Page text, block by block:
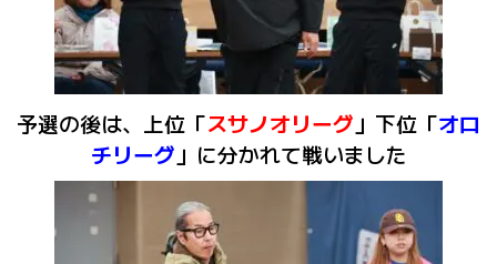
予選の後は、上位「スサノオリーグ 」下位「オロ
チリーグ 」に分かれて戦いました